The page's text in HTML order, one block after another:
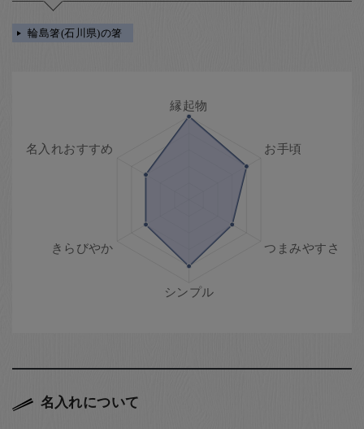
輪島箸(石川県)の箸
名入れについて